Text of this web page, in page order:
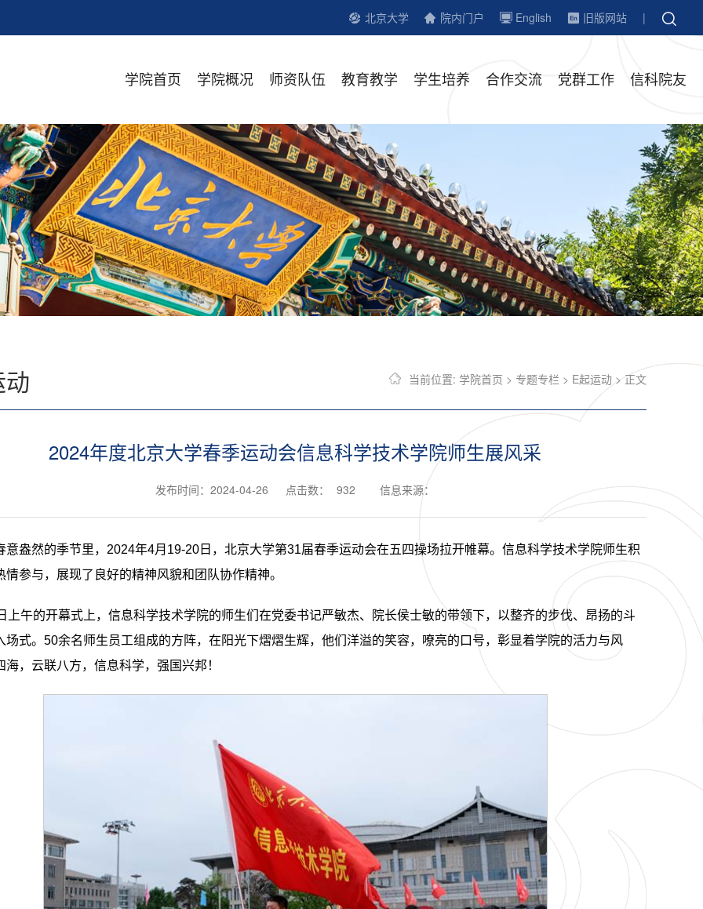
北京大学 院内门户 English 旧版网站 |
学院首页 学院概况 师资队伍 教育教学 学生培养 合作交流 党群工作 信科院友
当前位置: 学院首页 > 专题专栏 > E起运动 > 正文
2024年度北京大学春季运动会信息科学技术学院师生展风采
发布时间：2024-04-26 点击数： 932 信息来源：
意盎然的季节里，2024年4月19-20日，北京大学第31届春季运动会在五四操场拉开帷幕。信息科学技术学院师生积
情参与，展现了良好的精神风貌和团队协作精神。
上午的开幕式上，信息科学技术学院的师生们在党委书记严敏杰、院长侯士敏的带领下，以整齐的步伐、昂扬的斗
场式。50余名师生员工组成的方阵，在阳光下熠熠生辉，他们洋溢的笑容，嘹亮的口号，彰显着学院的活力与风
海，云联八方，信息科学，强国兴邦！